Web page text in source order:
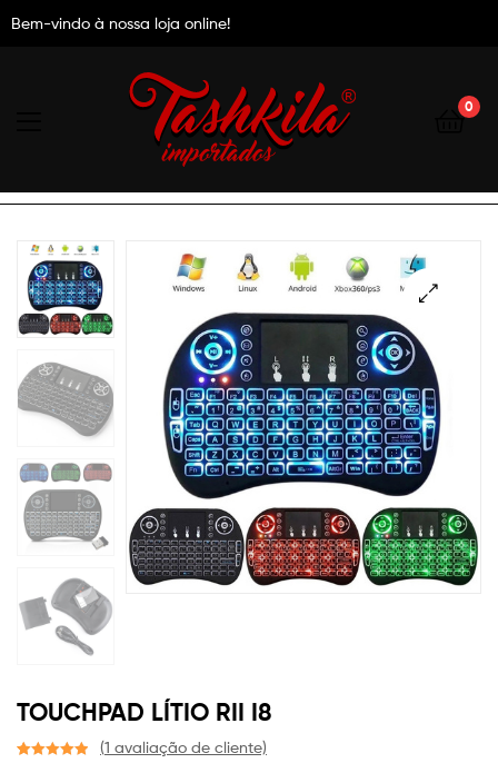
Bem-vindo à nossa loja online!
Tashkila
0
TOUCHPAD LÍTIO RII I8
(1 avaliação de cliente)